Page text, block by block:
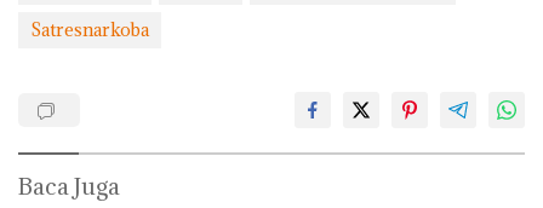
Satresnarkoba
Baca Juga